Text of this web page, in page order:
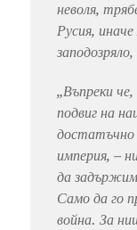
неволя,
Русия,
„Въпреки че,
подвиг на
достатъчно
империя, –
да
Само да го
война. За